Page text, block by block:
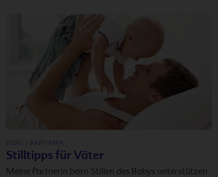
BLOG > BABY-PAPA
Stilltipps für Väter
Meine Partnerin beim Stillen des Babys unterstützen